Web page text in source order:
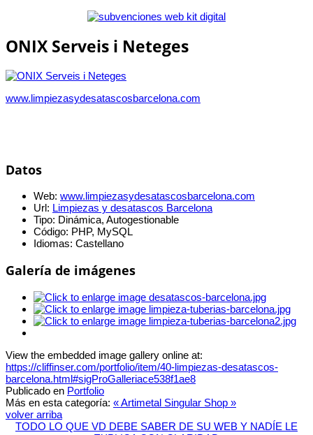
ONIX Serveis i Neteges
www.limpiezasydesatascosbarcelona.com
Datos
Web: www.limpiezasydesatascosbarcelona.com
Url: Limpiezas y desatascos Barcelona
Tipo: Dinámica, Autogestionable
Código: PHP, MySQL
Idiomas: Castellano
Galería de imágenes
View the embedded image gallery online at:
https://cliffinser.com/portfolio/item/40-limpiezas-desatascos-
barcelona.html#sigProGalleriace538f1ae8
Publicado en Portfolio
Más en esta categoría: « Artimetal Singular Shop »
volver arriba
TODO LO QUE VD DEBE SABER DE SU WEB Y NADÍE LE